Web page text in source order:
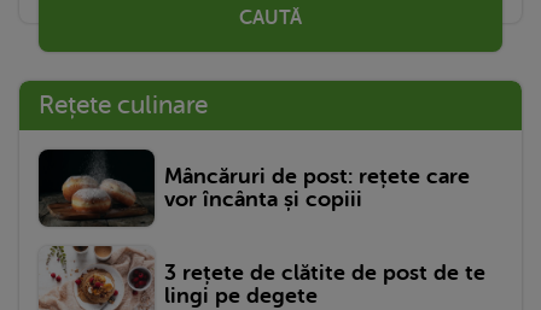
CAUTĂ
Rețete culinare
Mâncăruri de post: rețete care
vor încânta și copiii
3 rețete de clătite de post de te
lingi pe degete